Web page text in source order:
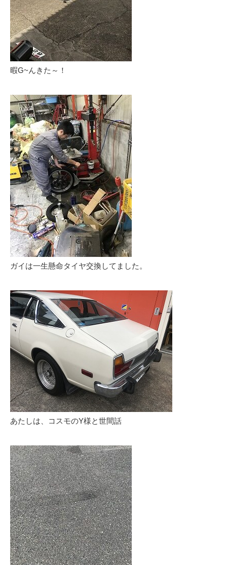
暇G~んきた～！
ガイは一生懸命タイヤ交換してました。
あたしは、コスモのY様と世間話